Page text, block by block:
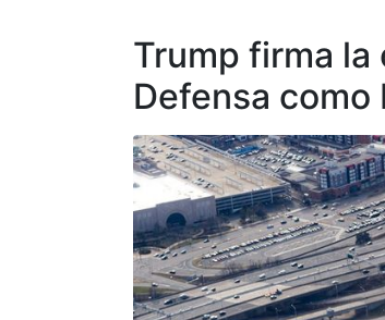
Trump firma
Defensa